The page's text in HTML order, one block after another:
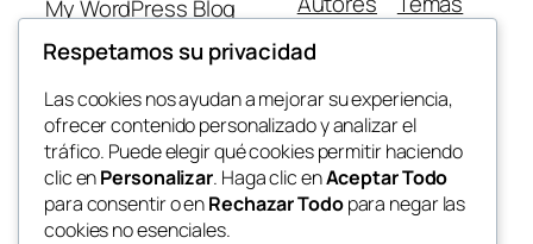
My WordPress Blog
Twenty Twenty-Five Diseñado conWordPress
Respetamos su privacidad
Las cookies nos ayudan a mejorar su experiencia,
ofrecer contenido personalizado y analizar el
tráfico. Puede elegir qué cookies permitir haciendo
clic enPersonalizar. Haga clic enAceptar Todo
para consentir o enRechazar Todopara negar las
cookies no esenciales.